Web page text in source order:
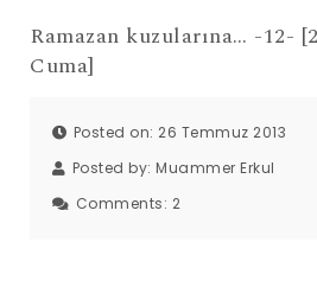
Ramazan kuzularına… -12-
Cuma]
Posted on: 26 Temmuz 2013
Posted by: Muammer Erkul
Comments: 2